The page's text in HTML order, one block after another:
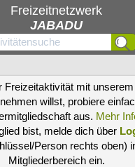
Freizeitnetzwerk
JABADU
Freizeitaktivität mit unserem
willst, probiere
aus. Mehr
bist, melde dich über
Person rechts oben)
Mitgliederbereich ein.